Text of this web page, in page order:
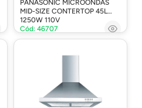
PANASONIC MICROONDAS
MID-SIZE CONTERTOP 45L
1250W 110V
Cód: 46707